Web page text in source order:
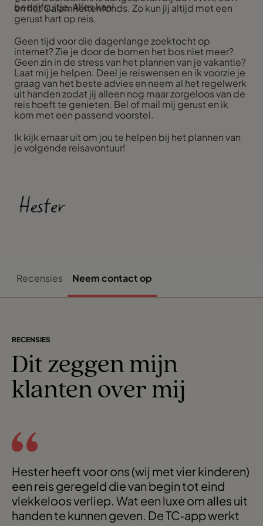
bedrijfsuitje. Alles kan!
en het Calamiteitenfonds. Zo kun jij altijd met een
gerust hart op reis.
Geen tijd voor die dagenlange zoektocht op
internet? Zie je door de bomen het bos niet meer?
Geen zin in de stress van het plannen van je vakantie?
Laat mij je helpen. Deel je reiswensen en ik voorzie je
graag van het beste advies en neem al het regelwerk
uit handen zodat jij alleen nog maar zorgeloos van de
reis hoeft te genieten. Bel of mail mij gerust en ik
kom met een passend voorstel.
Ik kijk ernaar uit om jou te helpen bij het plannen van
je volgende reisavontuur!
Recensies Neem contact op
RECENSIES
Dit zeggen mijn
klanten over mij
Hester heeft voor ons (wij met vier kinderen)
een reis geregeld die van begin tot eind
vlekkeloos verliep. Wat een luxe om alles uit
handen te kunnen geven. De TC‑app werkt